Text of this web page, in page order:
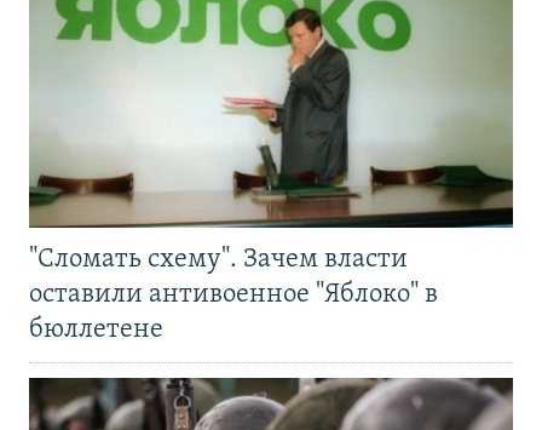
"Сломать схему". Зачем власти
оставили антивоенное "Яблоко" в
бюллетене